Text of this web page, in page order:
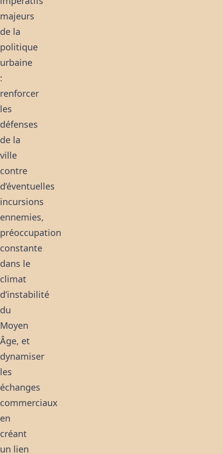
majeurs
de la
politique
urbaine
:
renforcer
les
défenses
de la
ville
contre
d’éventuelles
incursions
ennemies,
préoccupation
constante
dans le
climat
d’instabilité
du
Moyen
Âge, et
dynamiser
les
échanges
commerciaux
en
créant
un lien